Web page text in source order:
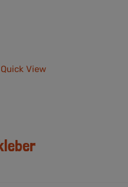
Quick View